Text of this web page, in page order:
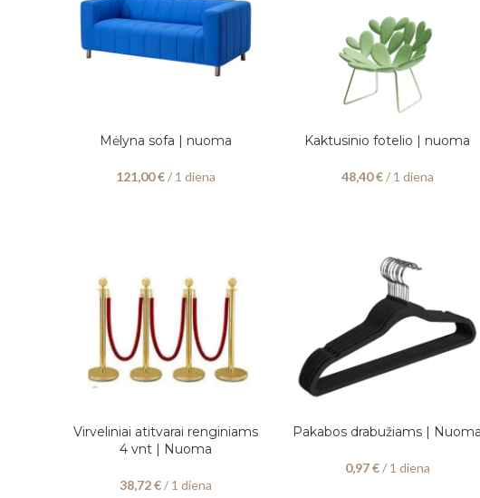
PASIRINKITE DATAS
Mėlyna sofa | nuoma
121,00€/ 1 diena
PASIRINKITE DATAS
Kaktusinio fotelio | nuoma
48,40€/ 1 diena
PASIRINKITE DATAS
Virveliniai atitvarai renginiams
4 vnt | Nuoma
38,72€/ 1 diena
PASIRINKITE DATAS
Pakabos drabužiams | Nuoma
0,97€/ 1 diena